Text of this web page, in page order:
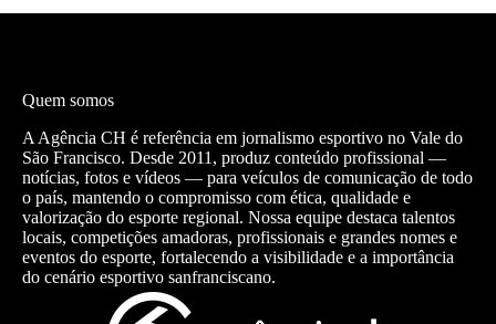
Quem somos
A Agência CH é referência em jornalismo esportivo no Vale do
São Francisco. Desde 2011, produz conteúdo profissional —
notícias, fotos e vídeos — para veículos de comunicação de todo
o país, mantendo o compromisso com ética, qualidade e
valorização do esporte regional. Nossa equipe destaca talentos
locais, competições amadoras, profissionais e grandes nomes e
eventos do esporte, fortalecendo a visibilidade e a importância
do cenário esportivo sanfranciscano.